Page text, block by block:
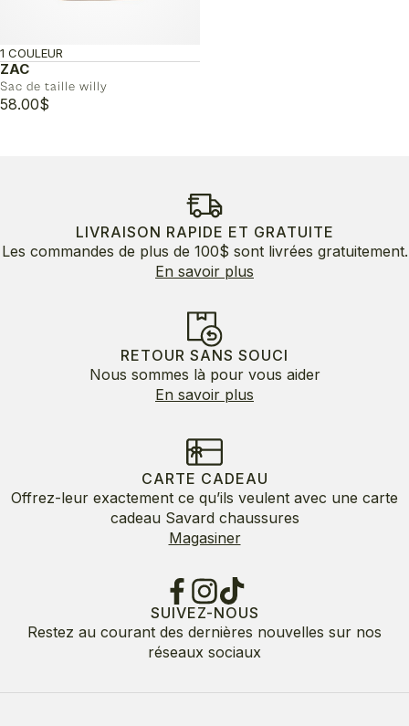
ZAC
Sac de taille willy
1 COULEUR
58.00$
LIVRAISON RAPIDE ET GRATUITE
Les commandes de plus de 100$ sont livrées gratuitement.
En savoir plus
RETOUR SANS SOUCI
Nous sommes là pour vous aider
En savoir plus
CARTE CADEAU
Offrez-leur exactement ce qu’ils veulent avec une carte
cadeau Savard chaussures
Magasiner
SUIVEZ-NOUS
Restez au courant des dernières nouvelles sur nos
réseaux sociaux